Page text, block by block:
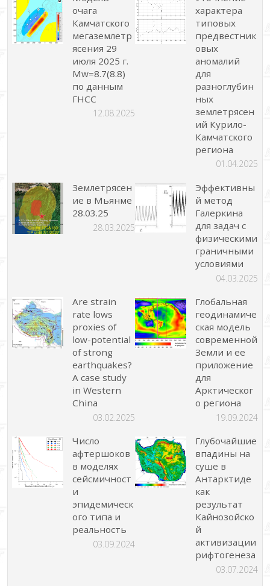
очага
Камчатского
мегаземлетр
ясения 29
июля 2025 г.
Mw=8.7(8.8)
по данным
ГНСС
12.08.2025
характера
типовых
предвестник
овых
аномалий
для
разноглубин
ных
землетрясен
ий Курило-
Камчатского
региона
01.04.2025
Землетрясен
ие в Мьянме
28.03.25
28.03.2025
Эффективны
й метод
Галеркина
для задач с
физическими
граничными
условиями
04.03.2025
Are strain
rate lows
proxies of
low-potential
of strong
earthquakes?
A case study
in Western
China
03.02.2025
Глобальная
геодинамиче
ская модель
современной
Земли и ее
приложение
для
Арктическог
о региона
19.09.2024
Число
афтершоков
в моделях
сейсмичност
и
эпидемическ
ого типа и
реальность
03.09.2024
Глубочайшие
впадины на
суше в
Антарктиде
как
результат
Кайнозойско
й
активизации
рифтогенеза
03.07.2024